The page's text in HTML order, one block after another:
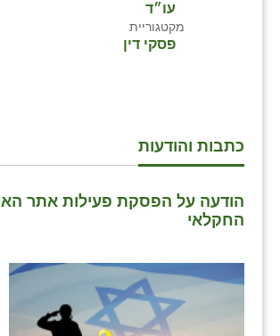
עו״ד
מקטגוריית
פסקי דין
כתבות והודעות
הודעה על הפסקת פעילות אתר
החקלאי